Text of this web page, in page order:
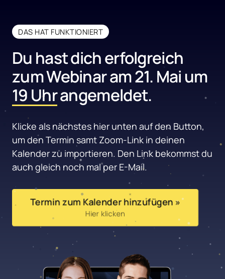
DAS HAT FUNKTIONIERT
Du hast dich erfolgreich
19 Uhr angemeldet.
Klicke als nächstes hier unten auf den Button,
um den Termin samt Zoom-Link in deinen
Kalender zu importieren. Den Link bekommst du
auch gleich noch mal per E-Mail.
Termin zum Kalender hinzufügen »
Hier klicken